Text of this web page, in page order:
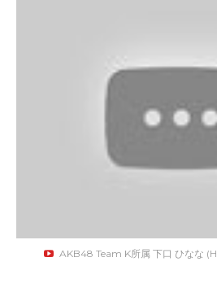
AKB48 Team K所属 下口 ひなな